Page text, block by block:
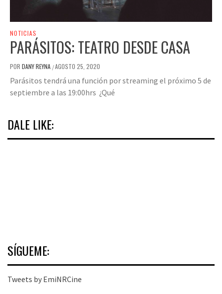
NOTICIAS
PARÁSITOS: TEATRO DESDE CASA
POR DANY REYNA /AGOSTO 25, 2020
Parásitos tendrá una función por streaming el próximo 5 de
septiembre a las 19:00hrs ¿Qué
DALE LIKE:
SÍGUEME:
Tweets by EmiNRCine